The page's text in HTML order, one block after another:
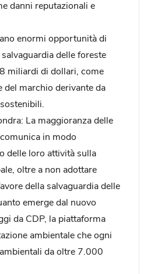
danni reputazionali e
enormi opportunità di
delle foreste
miliardi di dollari, come
del marchio derivante da
La maggioranza delle
in modo
delle loro attività sulla
oltre a non adottare
della salvaguardia delle
emerge dal nuovo
da CDP, la piattaforma
ambientale che ogni
da oltre 7.000